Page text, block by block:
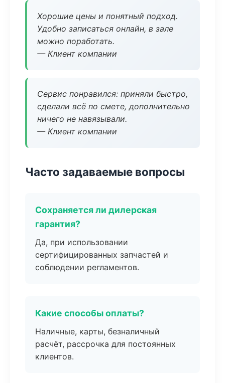
Хорошие цены и понятный подход.
Удобно записаться онлайн, в зале
можно поработать.
— Клиент компании
Сервис понравился: приняли быстро,
сделали всё по смете, дополнительно
ничего не навязывали.
— Клиент компании
Часто задаваемые вопросы
Сохраняется ли дилерская
гарантия?
Да, при использовании
сертифицированных запчастей и
соблюдении регламентов.
Какие способы оплаты?
Наличные, карты, безналичный
расчёт, рассрочка для постоянных
клиентов.